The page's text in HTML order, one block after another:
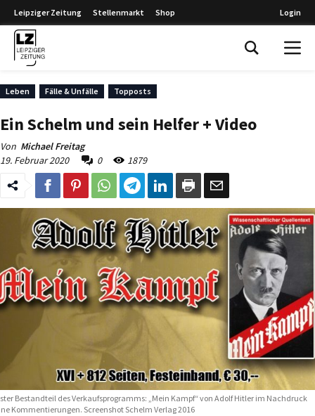
Leipziger Zeitung Stellenmarkt Shop Login
Leben Fälle & Unfälle Topposts
Ein Schelm und sein Helfer + Video
Von Michael Freitag
19. Februar 2020
0 1879
Bestandteil des Verkaufsprogramms: „Mein Kampf“ von Adolf Hitler im Nachdruck
Kommentierungen. Screenshot Schelm Verlag 2016